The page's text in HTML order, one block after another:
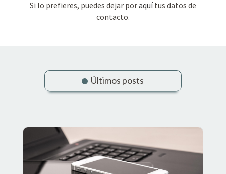
Si lo prefieres, puedes dejar poraquí tus datos de
contacto.
Últimos posts